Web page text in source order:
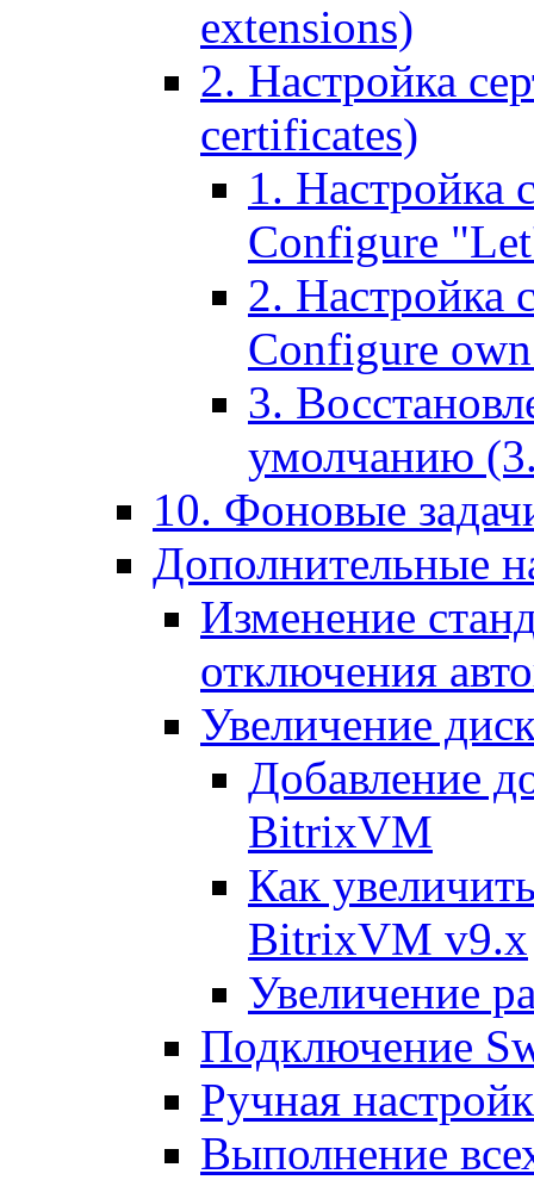
extensions)
2. Настройка
certificates)
1. Настройка
Configure
2. Настройка
Configure
3.
умолчанию
10. Фоновые
Дополнительные
Изменение
отключения
Увеличение
Добавление
BitrixVM
Как
BitrixVM v9.x
Увеличение
Подключение
Ручная
Выполнение